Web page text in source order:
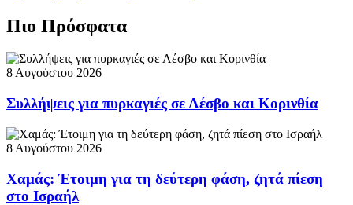
Πιο Πρόσφατα
8 Αυγούστου 2026
Συλλήψεις για πυρκαγιές σε Λέσβο και Κορινθία
8 Αυγούστου 2026
Χαμάς: Έτοιμη για τη δεύτερη φάση, ζητά πίεση
στο Ισραήλ